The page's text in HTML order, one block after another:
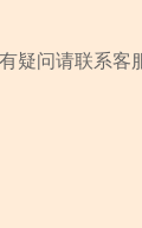
疑问请联系